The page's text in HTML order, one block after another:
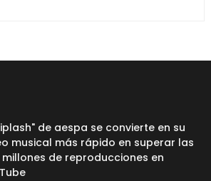
de aespa se convierte en su
musical más rápido en superar las
millones de reproducciones en